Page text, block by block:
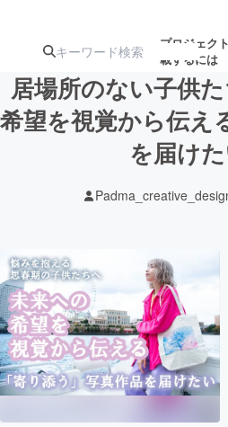
プロジェク
載するには
注目の新着プロ
ジェクト
テクノロジー・ガジェッ
映像・映画
ビジネス・起業
居場所のない子供
希望を視覚から伝え
を届けた